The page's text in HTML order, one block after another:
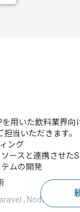
を用いた飲料業界
当いただきます。
ング
ースと連携させた
ムの開発
Laravel , Node.js